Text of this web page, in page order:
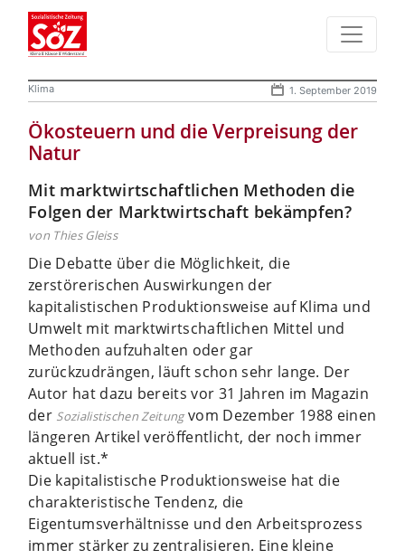
Klima 1. September 2019
Ökosteuern und die Verpreisung der
Natur
Mit marktwirtschaftlichen Methoden die
Folgen der Marktwirtschaft bekämpfen?
von Thies Gleiss
Die Debatte über die Möglichkeit, die
zerstörerischen Auswirkungen der
kapitalistischen Produktionsweise auf Klima und
Umwelt mit marktwirtschaftlichen Mittel und
Methoden aufzuhalten oder gar
zurückzudrängen, läuft schon sehr lange. Der
Autor hat dazu bereits vor 31 Jahren im Magazin
der Sozialistischen Zeitungvom Dezember 1988 einen
längeren Artikel veröffentlicht, der noch immer
aktuell ist.*
Die kapitalistische Produktionsweise hat die
charakteristische Tendenz, die
Eigentumsverhältnisse und den Arbeitsprozess
immer stärker zu zentralisieren. Eine kleine